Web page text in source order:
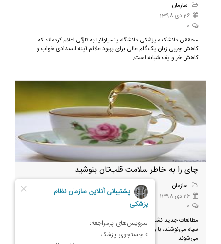
سازمان
26 دی 1398
0
محققان دانشکده پزشکی دانشگاه پنسیلوانیا به تازگی اعلام کرده‌اند که
کاهش چربی زبان یک گام عالی برای بهبود علائم آپنه انسدادی خواب و
کاهش خر و پف شبانه است.
چای را به خاطر سلامت قلب‌تان بنوشید
سازمان
26 دی 1398
0
مطالعات جدید نشان می‌دهد افرادی که حداقل سه بار در هفته چای سبز یا
سیاه می‌نوشند، با رساندن پلی‌فنول‌ها به بدن، باعث بهبود عملکرد قلب‌شان
می‌شوند.